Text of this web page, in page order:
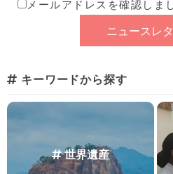
メールアドレスを確認しま
キーワードから探す
世界遺産